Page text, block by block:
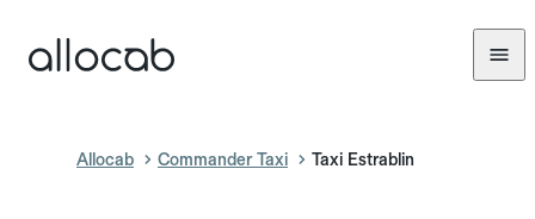
Allocab Commander Taxi Taxi Estrablin